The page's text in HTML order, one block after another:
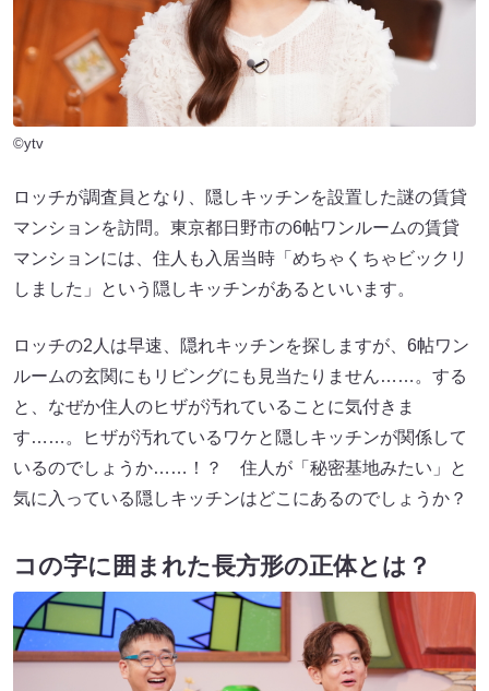
©ytv
ロッチが調査員となり、隠しキッチンを設置した謎の賃貸
マンションを訪問。東京都日野市の6帖ワンルームの賃貸
マンションには、住人も入居当時「めちゃくちゃビックリ
しました」という隠しキッチンがあるといいます。
ロッチの2人は早速、隠れキッチンを探しますが、6帖ワン
ルームの玄関にもリビングにも見当たりません……。する
と、なぜか住人のヒザが汚れていることに気付きま
す……。ヒザが汚れているワケと隠しキッチンが関係して
いるのでしょうか……！？ 住人が「秘密基地みたい」と
気に入っている隠しキッチンはどこにあるのでしょうか？
コの字に囲まれた長方形の正体とは？